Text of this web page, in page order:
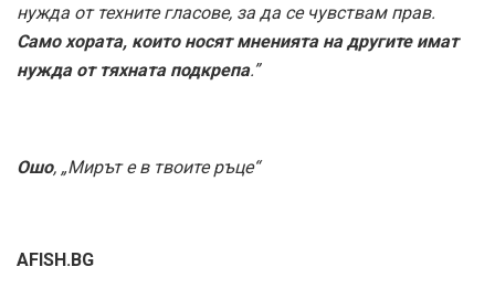
нужда от техните гласове, за да се чувствам прав.
Само хората, които носят мненията на другите имат
нужда от тяхната подкрепа.”
Ошо, „Мирът е в твоите ръце“
AFISH.BG